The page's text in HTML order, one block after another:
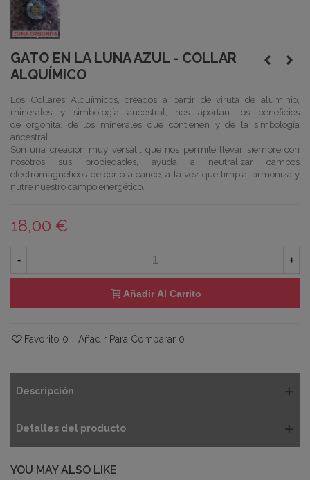
GATO EN LA LUNA AZUL - COLLAR
ALQUÍMICO
Los Collares Alquímicos, creados a partir de viruta de aluminio,
minerales y simbología ancestral, nos aportan los beneficios
de orgonita , de los minerales que contienen y de la simbología
ancestral.
Son una creación muy versátil que nos permite llevar siempre con
nosotros sus propiedades, ayuda a neutralizar campos
electromagnéticos de corto alcance, a la vez que limpia, armoniza y
nutre nuestro campo energético.
18,00 €
- +
Añadir Al Carrito
Favorito 0 Añadir Para Comparar 0
Descripción
Detalles del producto
YOU MAY ALSO LIKE